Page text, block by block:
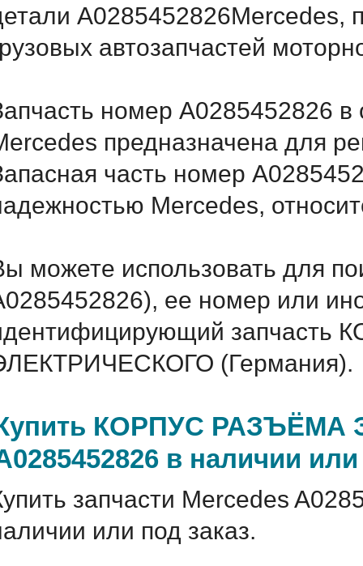
A0285452826Mercedes,
автозапчастей
номер A0285452826 в
предназначена для
часть номер
Mercedes,
можете использовать для
ее номер или
(Германия).
КОРПУС РАЗЪЁМА
в наличии
запчасти Mercedes
или под заказ.